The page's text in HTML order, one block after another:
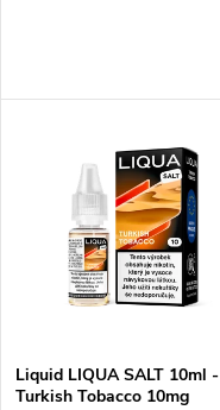
k
k
Liquid LIQUA SALT 10ml -
Turkish Tobacco 10mg